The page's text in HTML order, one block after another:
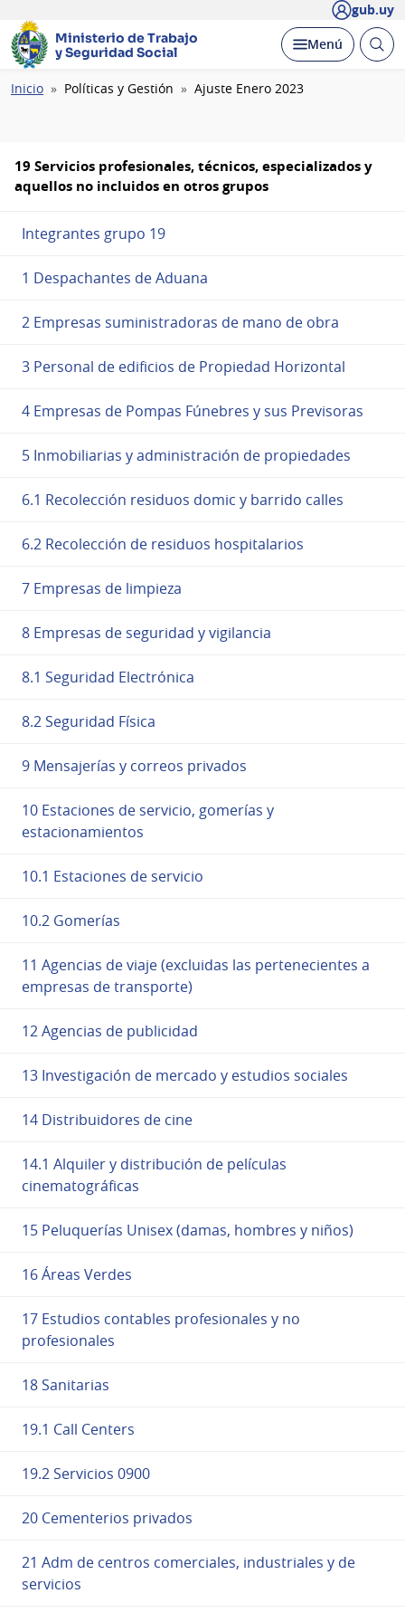
gub.uy
Ministerio de Trabajo
y Seguridad Social
Desplegar
Menú Abrir
Ruta
Inicio Políticas y Gestión Ajuste Enero 2023
19 Servicios profesionales, técnicos, especializados y
aquellos no incluidos en otros grupos
Integrantes grupo 19
1 Despachantes de Aduana
2 Empresas suministradoras de mano de obra
3 Personal de edificios de Propiedad Horizontal
4 Empresas de Pompas Fúnebres y sus Previsoras
5 Inmobiliarias y administración de propiedades
6.1 Recolección residuos domic y barrido calles
6.2 Recolección de residuos hospitalarios
7 Empresas de limpieza
8 Empresas de seguridad y vigilancia
8.1 Seguridad Electrónica
8.2 Seguridad Física
9 Mensajerías y correos privados
10 Estaciones de servicio, gomerías y
estacionamientos
10.1 Estaciones de servicio
10.2 Gomerías
11 Agencias de viaje (excluidas las pertenecientes a
empresas de transporte)
12 Agencias de publicidad
13 Investigación de mercado y estudios sociales
14 Distribuidores de cine
14.1 Alquiler y distribución de películas
cinematográficas
15 Peluquerías Unisex (damas, hombres y niños)
16 Áreas Verdes
17 Estudios contables profesionales y no
profesionales
18 Sanitarias
19.1 Call Centers
19.2 Servicios 0900
20 Cementerios privados
21 Adm de centros comerciales, industriales y de
servicios